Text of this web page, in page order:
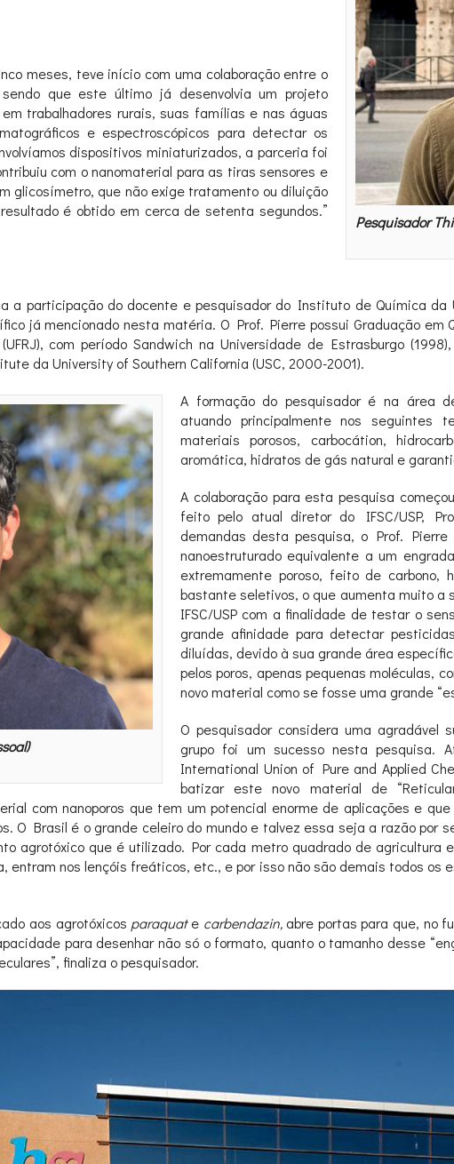
Pesquisador
meses, teve início com uma colaboração entre o
que este último já desenvolvia um projeto
trabalhadores rurais, suas famílias e nas águas
e espectroscópicos para detectar os
dispositivos miniaturizados, a parceria foi
com o nanomaterial para as tiras sensores e
glicosímetro, que não exige tratamento ou diluição
é obtido em cerca de setenta segundos.”
a participação do docente e pesquisador do Instituto de Química da
já mencionado nesta matéria. O Prof. Pierre possui Graduação em
com período Sandwich na Universidade de Estrasburgo
da University of Southern California (USC, 2000-2001).
A formação do pesquisador é na área
atuando principalmente nos seguintes
materiais porosos, carbocátion,
aromática, hidratos de gás natural e
A colaboração para esta pesquisa
feito pelo atual diretor do IFSC/USP,
demandas desta pesquisa, o Prof.
nanoestruturado equivalente a um
extremamente poroso, feito de carbono,
bastante seletivos, o que aumenta muito
IFSC/USP com a finalidade de testar o
grande afinidade para detectar
diluídas, devido à sua grande área
pelos poros, apenas pequenas moléculas,
novo material como se fosse uma grande
O pesquisador considera uma agradável
grupo foi um sucesso nesta pesquisa.
International Union of Pure and Applied
batizar este novo material de
com nanoporos que tem um potencial enorme de aplicações e
O Brasil é o grande celeiro do mundo e talvez essa seja a razão
agrotóxico que é utilizado. Por cada metro quadrado de
entram nos lençóis freáticos, etc., e por isso não são demais todos
aos agrotóxicos paraquate carbendazin, abre portas para que, no
para desenhar não só o formato, quanto o tamanho desse
finaliza o pesquisador.